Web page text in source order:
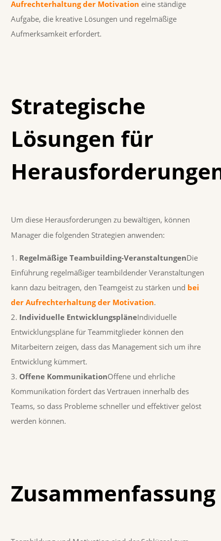
Aufrechterhaltung der Motivation eine ständige
Aufgabe, die kreative Lösungen und regelmäßige
Aufmerksamkeit erfordert.
Strategische
Lösungen für
Um diese Herausforderungen zu bewältigen, können
Manager die folgenden Strategien anwenden:
Regelmäßige Teambuilding-VeranstaltungenDie
Einführung regelmäßiger teambildender Veranstaltungen
kann dazu beitragen, den Teamgeist zu stärken und bei
der Aufrechterhaltung der Motivation.
Individuelle EntwicklungspläneIndividuelle
Entwicklungspläne für Teammitglieder können den
Mitarbeitern zeigen, dass das Management sich um ihre
Entwicklung kümmert.
Offene KommunikationOffene und ehrliche
Kommunikation fördert das Vertrauen innerhalb des
Teams, so dass Probleme schneller und effektiver gelöst
werden können.
Zusammenfassung